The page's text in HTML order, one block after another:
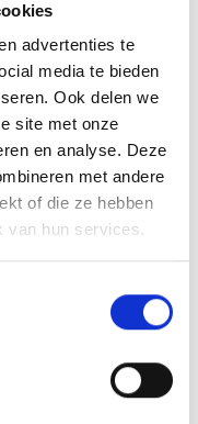
advertenties te
media te bieden
Ook delen we
site met onze
en analyse. Deze
met andere
of die ze hebben
van hun services.
de